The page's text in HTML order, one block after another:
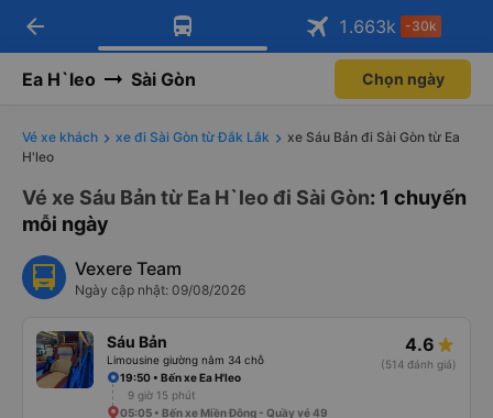
Tải app Vexere ngay!
Nhận ưu đãi thành viên độc
Mở app
Tải app Vexere
-30k/ghế khi đặt vé máy bay qua
Mở app
arrow_back 1.663k -30k
Ea H`leo Sài Gòn Chọn ngày
Vé xe khách xe đi Sài Gòn từ Đắk Lắk
xe Sáu Bản đi Sài Gòn từ Ea
H'leo
Vé xe Sáu Bản từ Ea H`leo đi Sài Gòn: 1 chuyến
mỗi ngày
Vexere Team
Ngày cập nhật: 09/08/2026
Sáu Bản
Limousine giường nằm 34 chỗ
4.6
(514 đánh giá)
19:50 • Bến xe Ea H'leo
9 giờ 15 phút
05:05 • Bến xe Miền Đông - Quầy vé 49